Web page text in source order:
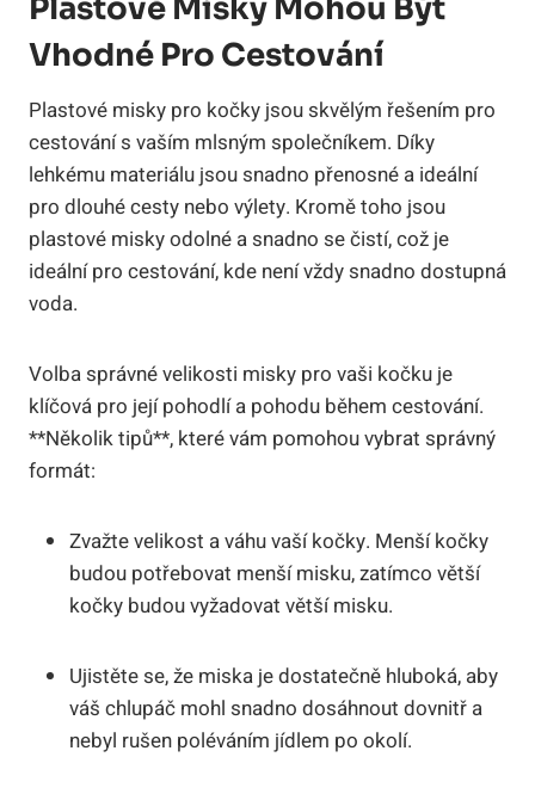
Plastové Misky Mohou Být
Vhodné Pro Cestování
Plastové misky pro kočky jsou skvělým řešením pro
cestování s vaším mlsným společníkem. Díky
lehkému materiálu jsou snadno přenosné a ideální
pro dlouhé cesty nebo výlety. Kromě toho jsou
plastové misky odolné a snadno se čistí, což je
ideální pro cestování, kde není vždy snadno dostupná
voda.
Volba správné velikosti misky pro vaši kočku je
klíčová pro její pohodlí a pohodu během cestování.
**Několik tipů**, které vám pomohou vybrat správný
formát:
Zvažte velikost a váhu vaší kočky. Menší kočky
budou potřebovat menší misku, zatímco větší
kočky budou vyžadovat větší misku.
Ujistěte se, že miska je dostatečně hluboká, aby
váš chlupáč mohl snadno dosáhnout dovnitř a
nebyl rušen poléváním jídlem po okolí.